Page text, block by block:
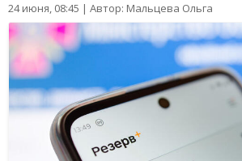
24 июня, 08:45 | Автор: Мальцева Ольга